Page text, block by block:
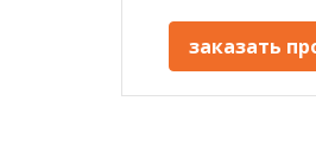
заказать